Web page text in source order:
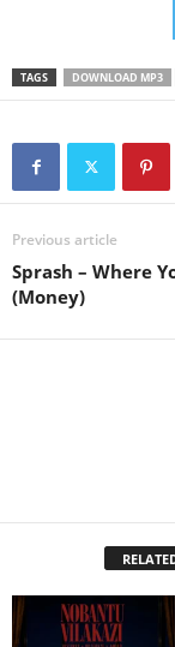
TAGS DOWNLOAD MP3
Previous article
Sprash – Where
(Money)